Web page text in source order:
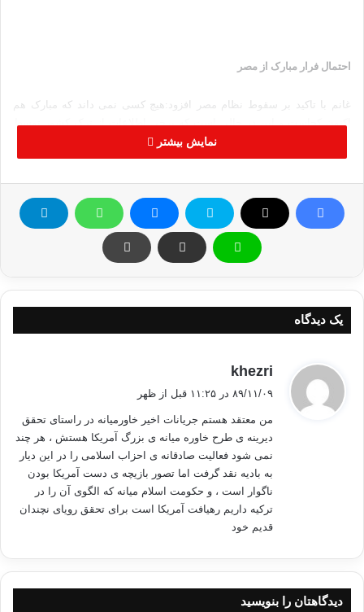
احتمال فرار مبارک از مصر
غانم با تاکید بر سقوط نظام مصر افزود:هیچ کسی نمی داند که مبارک هم
اکنون کجاست و این در حالی است که برخی اطلاعات از ترک کشور توسط
حقوق از دست رفته و از جمله آزادی را برای خود به ارمغان بیاورد و دیگر عقب
نشینی نخواهد کرد.
این رهبر اخوان المسلمین خاطرنشان کرد: زمانی که یک ملت به دنبال
غانم با انتقاد شدید از موضع آمریکا در حمایت از نظام مصر، گفت: اظهارات
"باراک اوباما" رییس جمهور آمریکا در حمایت از حسنی مبارک ، بیانگر دروغین
بودن شعارهای این کشور درباره دموکراسی و آزادی است.
وی درباره دیدگاهش در خصوص آینده مصر گفت: مردم تا سقوط طاغوت
باهمدیگر متحد هستند و به محض این که طاغوت سقوط کند روند تحول
دموکراتیک آغاز خواهد شد و ما از همه مصری ها از جمله ارتش و پلیس می
خواهیم تا حول این اصول حرکت کنند.
افزایش خشونت پلیس علیه مردم
نمایش بیشتر
یک دیدگاه
khezri
۸۹/۱۱/۰۹ در ۱۱:۲۵ قبل از ظهر
من معتقد هستم جریانات اخیر خاورمیانه در راستای تحقق
دیرینه ی طرح خاوره میانه ی بزرگ آمریکا هستش ، هر چند
نمی شود فعالیت صادقانه ی احزاب اسلامی را در این دیار
به بادیه نقد گرفت اما تصور بازیچه ی دست آمریکا بودن
ناگوار است ، و حکومت اسلام میانه که الگوی آن را در
ترکیه داریم رهیافت آمریکا است برای تحقق رویای نچندان
قدیم خود
دیدگاهتان را بنویسید